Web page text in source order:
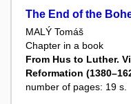
The End of the
MALÝ Tomáš
Chapter in a book
From Hus to Luther.
Reformation
number of pages: 19 s.